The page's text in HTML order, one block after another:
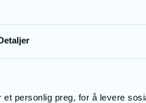
personlig preg, for å levere